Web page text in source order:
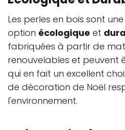
Les perles en bois sont une
option écologique et
fabriquées à partir de
renouvelables et peuvent
qui en fait un excellent
de décoration de Noël
l'environnement.